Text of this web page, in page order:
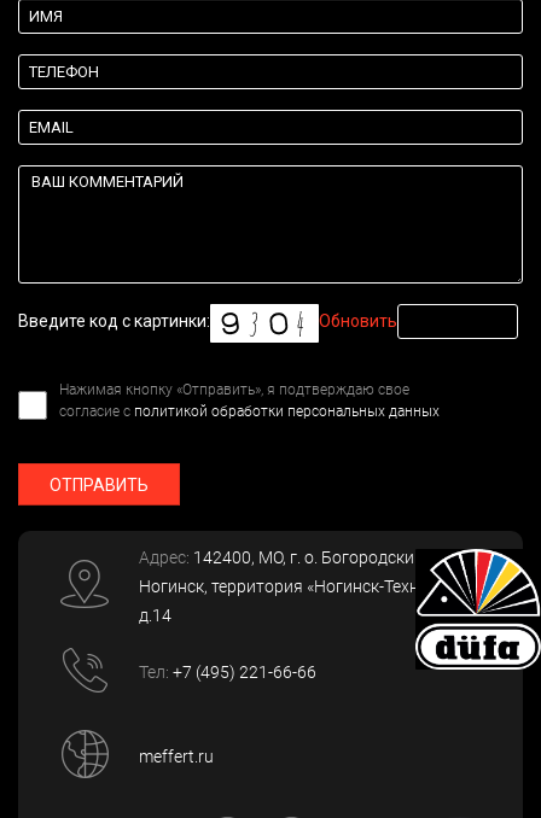
Введите код с картинки: Обновить
Нажимая кнопку «Отправить», я подтверждаю свое
согласие с политикой обработки персональных данных
ОТПРАВИТЬ
Адрес: 142400, МО, г. о. Богородский, г.
Ногинск, территория «Ногинск-Технопарк»,
д.14
Тел: +7 (495) 221-66-66
meffert.ru